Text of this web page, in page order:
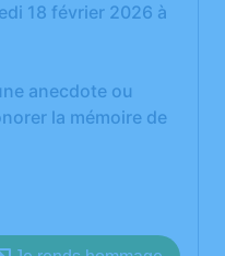
18 février 2026 à
anecdote ou
la mémoire de